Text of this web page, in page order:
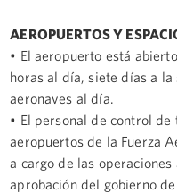
AEROPUERTOS Y
• El aeropuerto está
horas al día, siete días a
aeronaves al día.
• El personal de control
aeropuertos de la Fuerza
a cargo de las
aprobación del gobierno de